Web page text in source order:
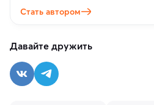
Стать автором
Давайте дружить